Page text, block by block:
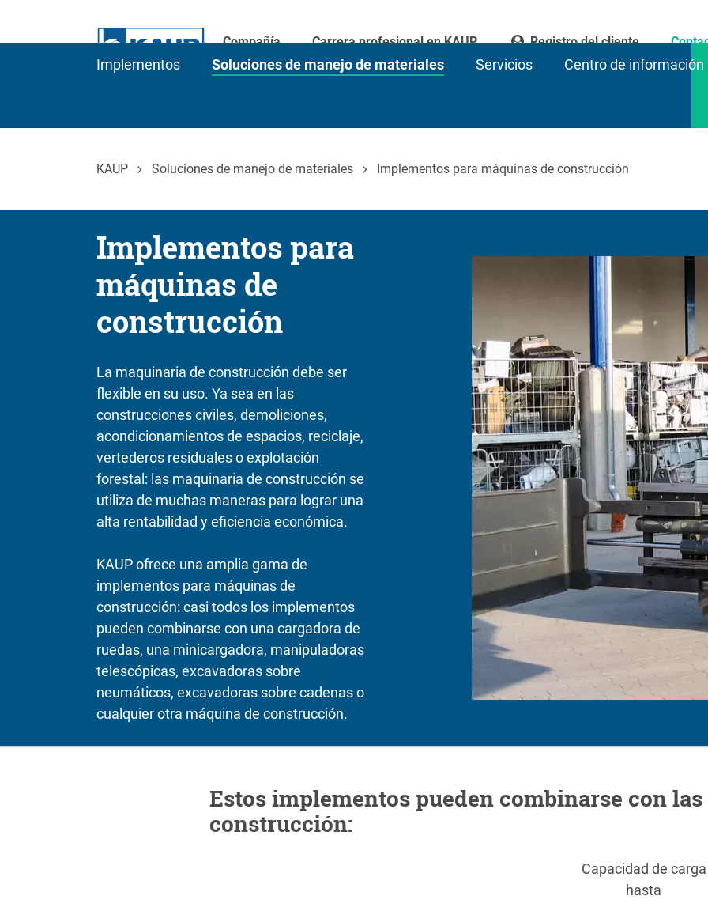
Compañía Carrera profesional en KAUP Registro del cliente
Implementos Soluciones de manejo de materiales Servicios Centro de información
KAUP Soluciones de manejo de materiales Implementos para máquinas de construcción
Implementos para
máquinas de
construcción
La maquinaria de construcción debe ser
flexible en su uso. Ya sea en las
construcciones civiles, demoliciones,
acondicionamientos de espacios, reciclaje,
vertederos residuales o explotación
forestal: las maquinaria de construcción se
utiliza de muchas maneras para lograr una
alta rentabilidad y eficiencia económica.
KAUP ofrece una amplia gama de
implementos para máquinas de
construcción: casi todos los implementos
pueden combinarse con una cargadora de
ruedas, una minicargadora, manipuladoras
telescópicas, excavadoras sobre
neumáticos, excavadoras sobre cadenas o
cualquier otra máquina de construcción.
Estos implementos pueden combinarse con
construcción:
Capacidad de carga
hasta